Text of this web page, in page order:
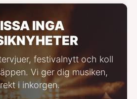
INGA
festivalnytt och koll
Vi ger dig musiken,
i inkorgen.